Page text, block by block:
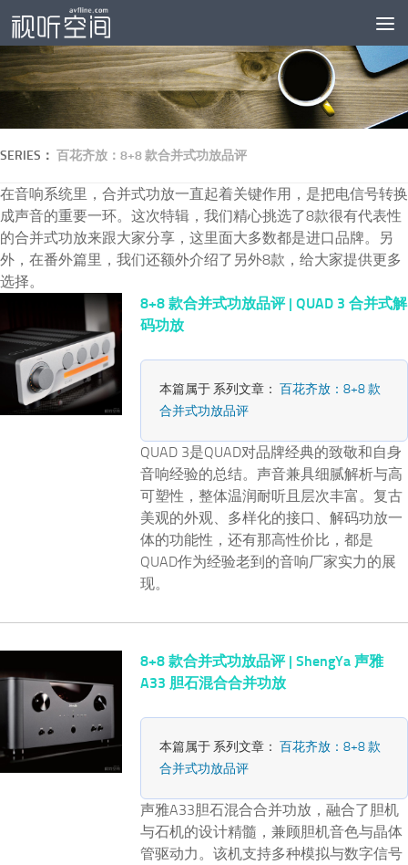
跳至内容
SERIES： 百花齐放：8+8 款合并式功放品评
在音响系统里，合并式功放一直起着关键作用，是把电信号转换
成声音的重要一环。这次特辑，我们精心挑选了8款很有代表性
的合并式功放来跟大家分享，这里面大多数都是进口品牌。另
外，在番外篇里，我们还额外介绍了另外8款，给大家提供更多
选择。
8+8 款合并式功放品评 | QUAD 3 合并式解
码功放
本篇属于 系列文章：百花齐放：8+8 款
合并式功放品评
QUAD 3是QUAD对品牌经典的致敬和自身
音响经验的总结。声音兼具细腻解析与高
可塑性，整体温润耐听且层次丰富。复古
美观的外观、多样化的接口、解码功放一
体的功能性，还有那高性价比，都是
QUAD作为经验老到的音响厂家实力的展
现。
8+8 款合并式功放品评 | ShengYa 声雅
A33 胆石混合合并功放
本篇属于 系列文章：百花齐放：8+8 款
合并式功放品评
声雅A33胆石混合合并功放，融合了胆机
与石机的设计精髓，兼顾胆机音色与晶体
管驱动力。该机支持多种模拟与数字信号